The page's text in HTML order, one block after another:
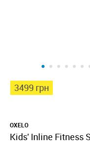
3499 грн
OXELO
Kids' Inline